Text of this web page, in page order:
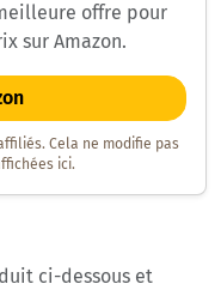
offre pour
sur Amazon.
Cela ne modifie pas
ici.
ci-dessous et